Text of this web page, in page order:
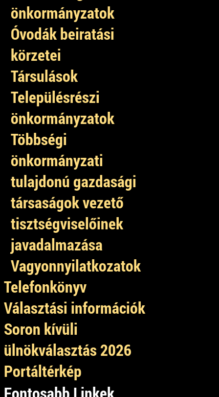
önkormányzatok
Óvodák beiratási
körzetei
Társulások
Településrészi
önkormányzatok
Többségi
önkormányzati
tulajdonú gazdasági
társaságok vezető
tisztségviselőinek
javadalmazása
Vagyonnyilatkozatok
Telefonkönyv
Választási információk
Soron kívüli
ülnökválasztás 2026
Portáltérkép